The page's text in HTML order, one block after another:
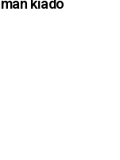
kiadó